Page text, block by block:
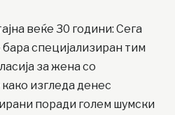
веќе 30 години: Сега
бара специјализиран тим
за жена со
изгледа денес
поради голем шумски